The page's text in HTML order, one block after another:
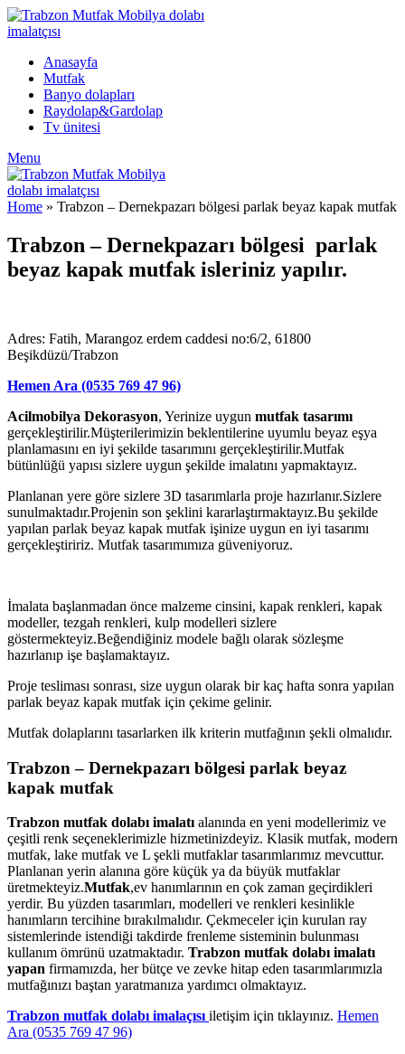
Anasayfa
Mutfak
Banyo dolapları
Raydolap&Gardolap
Tv ünitesi
Menu
Home » Trabzon – Dernekpazarı bölgesi parlak beyaz kapak mutfak
Trabzon – Dernekpazarı bölgesi parlak
beyaz kapak mutfak isleriniz yapılır.
Adres: Fatih, Marangoz erdem caddesi no:6/2, 61800
Beşikdüzü/Trabzon
Hemen Ara (0535 769 47 96)
Acilmobilya Dekorasyon, Yerinize uygun mutfak tasarımı
gerçekleştirilir.Müşterilerimizin beklentilerine uyumlu beyaz eşya
planlamasını en iyi şekilde tasarımını gerçekleştirilir.Mutfak
bütünlüğü yapısı sizlere uygun şekilde imalatını yapmaktayız.
Planlanan yere göre sizlere 3D tasarımlarla proje hazırlanır.Sizlere
sunulmaktadır.Projenin son şeklini kararlaştırmaktayız.Bu şekilde
yapılan parlak beyaz kapak mutfak işinize uygun en iyi tasarımı
gerçekleştiririz. Mutfak tasarımımıza güveniyoruz.
İmalata başlanmadan önce malzeme cinsini, kapak renkleri, kapak
modeller, tezgah renkleri, kulp modelleri sizlere
göstermekteyiz.Beğendiğiniz modele bağlı olarak sözleşme
hazırlanıp işe başlamaktayız.
Proje tesliması sonrası, size uygun olarak bir kaç hafta sonra yapılan
parlak beyaz kapak mutfak için çekime gelinir.
Mutfak dolaplarını tasarlarken ilk kriterin mutfağının şekli olmalıdır.
Trabzon – Dernekpazarı bölgesi parlak beyaz
kapak mutfak
Trabzon mutfak dolabı imalatı alanında en yeni modellerimiz ve
çeşitli renk seçeneklerimizle hizmetinizdeyiz. Klasik mutfak, modern
mutfak, lake mutfak ve L şekli mutfaklar tasarımlarımız mevcuttur.
Planlanan yerin alanına göre küçük ya da büyük mutfaklar
üretmekteyiz.Mutfak,ev hanımlarının en çok zaman geçirdikleri
yerdir. Bu yüzden tasarımları, modelleri ve renkleri kesinlikle
hanımların tercihine bırakılmalıdır. Çekmeceler için kurulan ray
sistemlerinde istendiği takdirde frenleme sisteminin bulunması
kullanım ömrünü uzatmaktadır. Trabzon mutfak dolabı imalatı
yapan firmamızda, her bütçe ve zevke hitap eden tasarımlarımızla
mutfağınızı baştan yaratmanıza yardımcı olmaktayız.
Trabzon mutfak dolabı imalaçısı iletişim için tıklayınız. Hemen
Ara (0535 769 47 96)